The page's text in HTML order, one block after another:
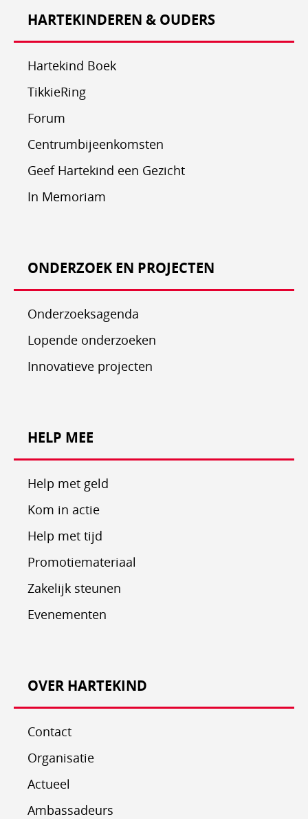
HARTEKINDEREN & OUDERS
Hartekind Boek
TikkieRing
Forum
Centrumbijeenkomsten
Geef Hartekind een Gezicht
In Memoriam
ONDERZOEK EN PROJECTEN
Onderzoeksagenda
Lopende onderzoeken
Innovatieve projecten
HELP MEE
Help met geld
Kom in actie
Help met tijd
Promotiemateriaal
Zakelijk steunen
Evenementen
OVER HARTEKIND
Contact
Organisatie
Actueel
Ambassadeurs